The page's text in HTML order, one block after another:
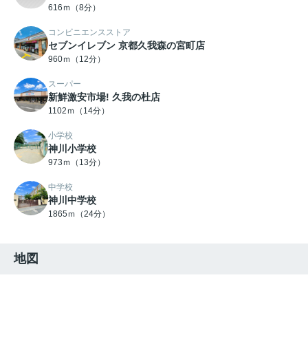
616ｍ（8分）
コンビニエンスストア
セブンイレブン 京都久我森の宮町店
960ｍ（12分）
スーパー
新鮮激安市場! 久我の杜店
1102ｍ（14分）
小学校
神川小学校
973ｍ（13分）
中学校
神川中学校
1865ｍ（24分）
地図